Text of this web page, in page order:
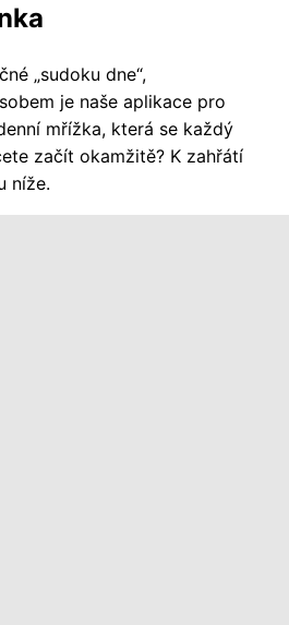
„sudoku dne“,
je naše aplikace pro
mřížka, která se každý
začít okamžitě? K zahřátí
níže.